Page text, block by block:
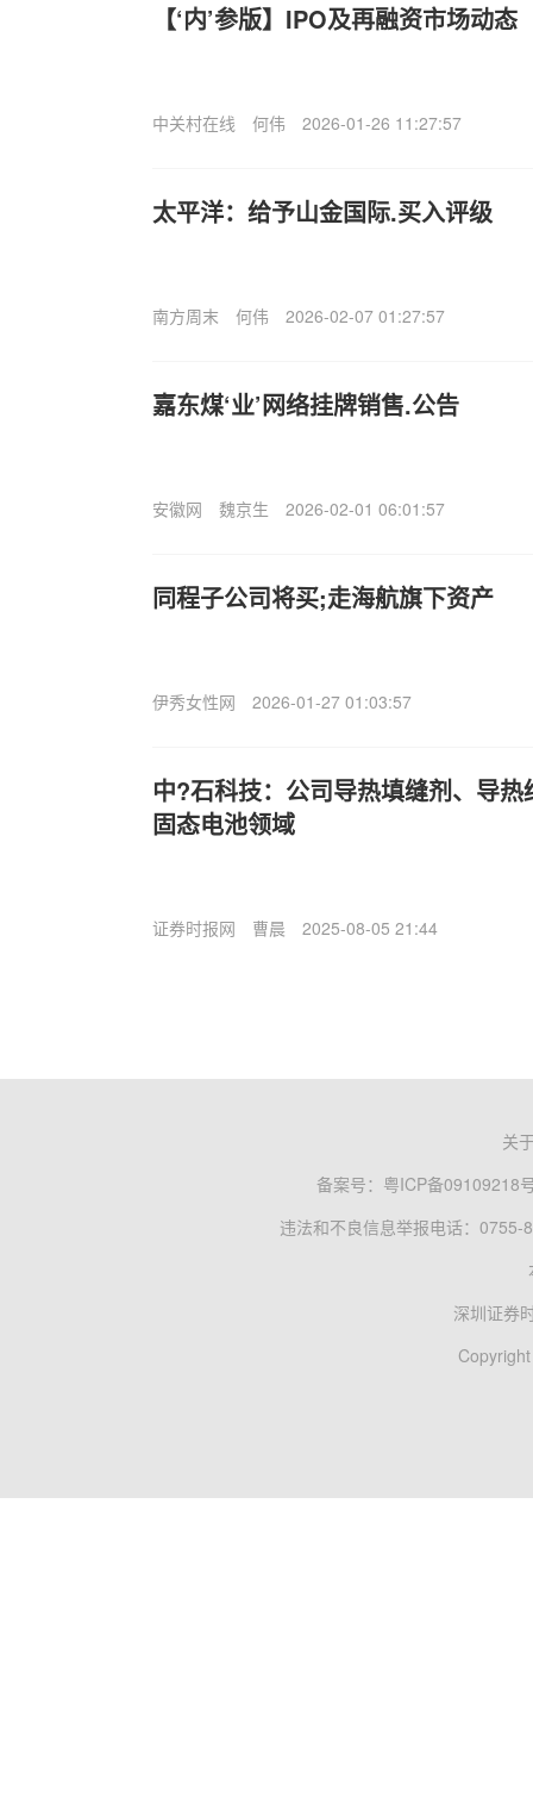
【‘内’参版】IPO及再融资市场动
中关村在线 何伟 2026-01-26 11:27:57
太平洋：给予山金国际.买入评级
南方周末 何伟 2026-02-07 01:27:57
嘉东煤‘业’网络挂牌销售.公告
安徽网 魏京生 2026-02-01 06:01:57
同程子公司将买;走海航旗下资产
伊秀女性网 2026-01-27 01:03:57
中?石科技：公司导热填缝剂、导
固态电池领域
证券时报网 曹晨 2025-08-05 21:44
关
备案号： 粤ICP备09109218
违法和不良信息举报电话：0755-
深圳证券